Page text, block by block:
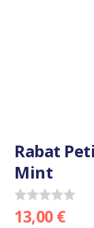
Rabat
Mint
13,00 €